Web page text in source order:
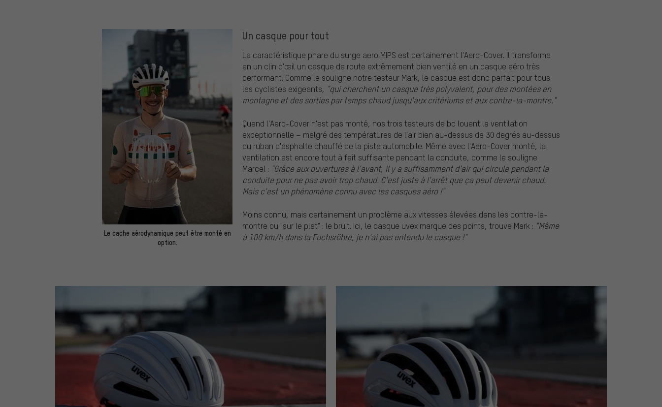
Le cache aérodynamique peut être monté en
option.
Un casque pour tout
La caractéristique phare du surge aero MIPS est certainement l'Aero-Cover. Il transforme
en un clin d'œil un casque de route extrêmement bien ventilé en un casque aéro très
performant. Comme le souligne notre testeur Mark, le casque est donc parfait pour tous
les cyclistes exigeants, "qui cherchent un casque très polyvalent, pour des montées en
montagne et des sorties par temps chaud jusqu'aux critériums et aux contre-la-montre."
Quand l'Aero-Cover n'est pas monté, nos trois testeurs de bc louent la ventilation
exceptionnelle – malgré des températures de l'air bien au-dessus de 30 degrés au-dessus
du ruban d'asphalte chauffé de la piste automobile. Même avec l'Aero-Cover monté, la
ventilation est encore tout à fait suffisante pendant la conduite, comme le souligne
Marcel : "Grâce aux ouvertures à l'avant, il y a suffisamment d'air qui circule pendant la
conduite pour ne pas avoir trop chaud. C'est juste à l'arrêt que ça peut devenir chaud.
Mais c'est un phénomène connu avec les casques aéro !"
Moins connu, mais certainement un problème aux vitesses élevées dans les contre-la-
montre ou "sur le plat" : le bruit. Ici, le casque uvex marque des points, trouve Mark : "Même
à 100 km/h dans la Fuchsröhre, je n'ai pas entendu le casque !"